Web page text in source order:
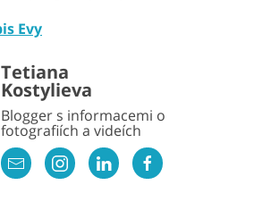
Evy
Tetiana
Kostylieva
Blogger s informacemi o
fotografiích a videích